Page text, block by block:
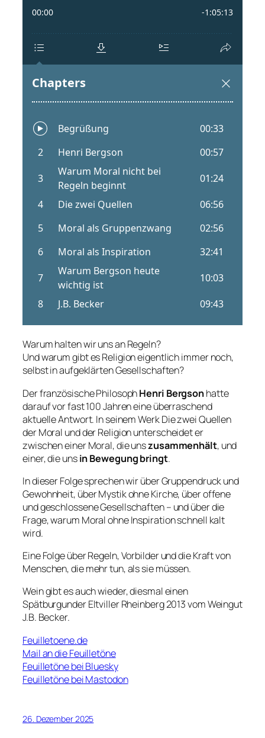
Warum halten wir uns an Regeln?
Und warum gibt es Religion eigentlich immer noch,
selbst in aufgeklärten Gesellschaften?
Der französische PhilosophHenri Bergsonhatte
darauf vor fast 100 Jahren eine überraschend
aktuelle Antwort. In seinem WerkDie zwei Quellen
der Moral und der Religionunterscheidet er
zwischen einer Moral, die unszusammenhält, und
einer, die unsin Bewegung bringt.
In dieser Folge sprechen wir über Gruppendruck und
Gewohnheit, über Mystik ohne Kirche, über offene
und geschlossene Gesellschaften – und über die
Frage, warum Moral ohne Inspiration schnell kalt
wird.
Eine Folge über Regeln, Vorbilder und die Kraft von
Menschen, die mehr tun, als sie müssen.
Wein gibt es auch wieder, diesmal einen
Spätburgunder Eltviller Rheinberg 2013 vom Weingut
J.B. Becker.
Feuilletoene.de
Mail an die Feuilletöne
Feuilletöne bei Bluesky
Feuilletöne bei Mastodon
26. Dezember 2025